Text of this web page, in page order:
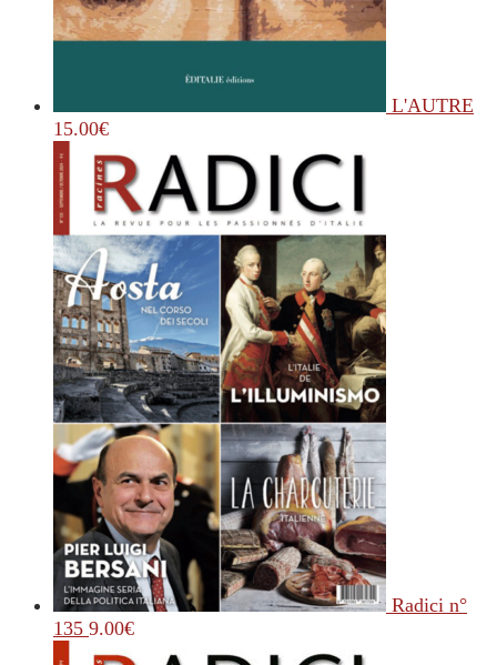
L'AUTRE
15.00€
Radici n°
135 9.00€